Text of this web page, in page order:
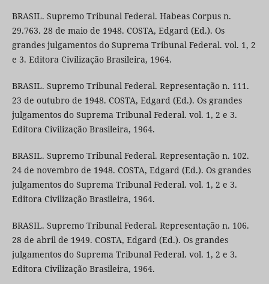
BRASIL. Supremo Tribunal Federal. Habeas Corpus n.
29.763. 28 de maio de 1948. COSTA, Edgard (Ed.). Os
grandes julgamentos do Suprema Tribunal Federal. vol. 1, 2
e 3. Editora Civilização Brasileira, 1964.
BRASIL. Supremo Tribunal Federal. Representação n. 111.
23 de outubro de 1948. COSTA, Edgard (Ed.). Os grandes
julgamentos do Suprema Tribunal Federal. vol. 1, 2 e 3.
Editora Civilização Brasileira, 1964.
BRASIL. Supremo Tribunal Federal. Representação n. 102.
24 de novembro de 1948. COSTA, Edgard (Ed.). Os grandes
julgamentos do Suprema Tribunal Federal. vol. 1, 2 e 3.
Editora Civilização Brasileira, 1964.
BRASIL. Supremo Tribunal Federal. Representação n. 106.
28 de abril de 1949. COSTA, Edgard (Ed.). Os grandes
julgamentos do Suprema Tribunal Federal. vol. 1, 2 e 3.
Editora Civilização Brasileira, 1964.